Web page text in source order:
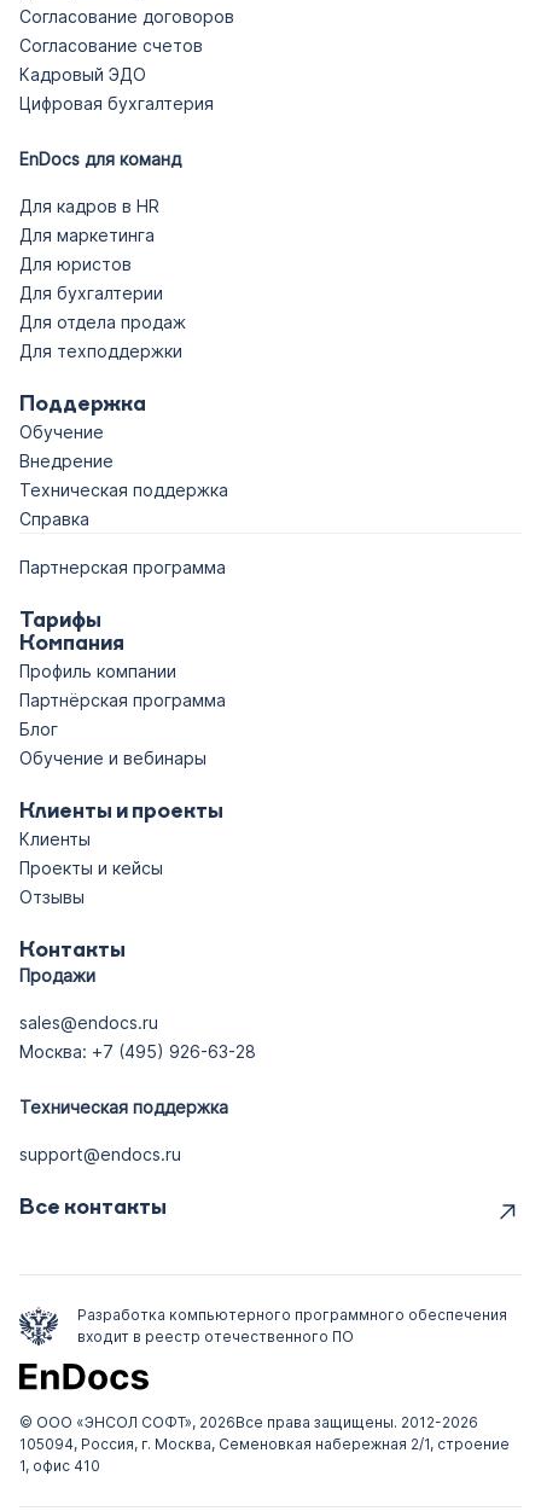
Согласование договоров
Согласование счетов
Кадровый ЭДО
Цифровая бухгалтерия
EnDocs для команд
Для кадров в HR
Для маркетинга
Для юристов
Для бухгалтерии
Для отдела продаж
Для техподдержки
Поддержка
Обучение
Внедрение
Техническая поддержка
Справка
Партнерская программа
Тарифы
Компания
Профиль компании
Партнёрская программа
Блог
Обучение и вебинары
Клиенты и проекты
Клиенты
Проекты и кейсы
Отзывы
Контакты
Продажи
sales@endocs.ru
Москва: +7 (495) 926-63-28
Техническая поддержка
support@endocs.ru
Все контакты
Разработка компьютерного программного обеспечения
входит в реестр отечественного ПО
© ООО «ЭНСОЛ СОФТ», 2026Все права защищены. 2012-2026
105094, Россия, г. Москва, Семеновкая набережная 2/1, строение
1, офис 410